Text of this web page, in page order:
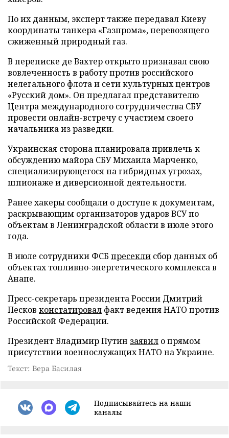
По их данным, эксперт также передавал Киеву
координаты танкера «Газпрома», перевозящего
сжиженный природный газ.
В переписке де Вахтер открыто признавал свою
вовлеченность в работу против российского
нелегального флота и сети культурных центров
«Русский дом». Он предлагал представителю
Центра международного сотрудничества СБУ
провести онлайн-встречу с участием своего
начальника из разведки.
Украинская сторона планировала привлечь к
обсуждению майора СБУ Михаила Марченко,
специализирующегося на гибридных угрозах,
шпионаже и диверсионной деятельности.
Ранее хакеры сообщали о доступе к документам,
раскрывающим организаторов ударов ВСУ по
объектам в Ленинградской области в июле этого
года.
В июле сотрудники ФСБ пресекли сбор данных об
объектах топливно-энергетического комплекса в
Анапе.
Пресс-секретарь президента России Дмитрий
Песков констатировал факт ведения НАТО против
Российской Федерации.
Президент Владимир Путин заявил о прямом
присутствии военнослужащих НАТО на Украине.
Текст: Вера Басилая
Подписывайтесь на наши
каналы